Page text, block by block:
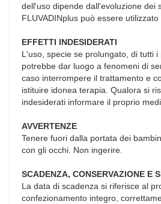
dell'uso dipende dall'evoluzione dei
FLUVADINplus può essere
EFFETTI INDESIDERATI
L'uso, specie se prolungato, di tutti
potrebbe dar luogo a fenomeni di
caso interrompere il trattamento e
istituire idonea terapia. Qualora si
indesiderati informare il proprio
AVVERTENZE
Tenere fuori dalla portata dei
con gli occhi. Non ingerire.
SCADENZA, CONSERVAZIONE E
La data di scadenza si riferisce al
confezionamento integro,